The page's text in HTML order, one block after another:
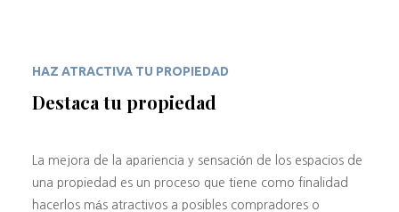
HAZ ATRACTIVA TU PROPIEDAD
Destaca tu propiedad
La mejora de la apariencia y sensación de los espacios de
una propiedad es un proceso que tiene como finalidad
hacerlos más atractivos a posibles compradores o